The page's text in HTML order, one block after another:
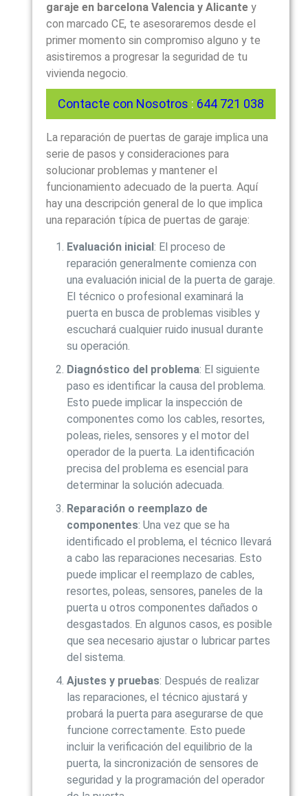
garaje en barcelona Valencia y Alicante y
con marcado CE, te asesoraremos desde el
primer momento sin compromiso alguno y te
asistiremos a progresar la seguridad de tu
vivienda negocio.
Contacte con Nosotros : 644 721 038
La reparación de puertas de garaje implica una
serie de pasos y consideraciones para
solucionar problemas y mantener el
funcionamiento adecuado de la puerta. Aquí
hay una descripción general de lo que implica
una reparación típica de puertas de garaje:
Evaluación inicial: El proceso de
reparación generalmente comienza con
una evaluación inicial de la puerta de garaje.
El técnico o profesional examinará la
puerta en busca de problemas visibles y
escuchará cualquier ruido inusual durante
su operación.
Diagnóstico del problema: El siguiente
paso es identificar la causa del problema.
Esto puede implicar la inspección de
componentes como los cables, resortes,
poleas, rieles, sensores y el motor del
operador de la puerta. La identificación
precisa del problema es esencial para
determinar la solución adecuada.
Reparación o reemplazo de
componentes: Una vez que se ha
identificado el problema, el técnico llevará
a cabo las reparaciones necesarias. Esto
puede implicar el reemplazo de cables,
resortes, poleas, sensores, paneles de la
puerta u otros componentes dañados o
desgastados. En algunos casos, es posible
que sea necesario ajustar o lubricar partes
del sistema.
Ajustes y pruebas: Después de realizar
las reparaciones, el técnico ajustará y
probará la puerta para asegurarse de que
funcione correctamente. Esto puede
incluir la verificación del equilibrio de la
puerta, la sincronización de sensores de
seguridad y la programación del operador